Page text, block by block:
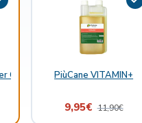
Care Joint Boost 300 ml
PiùCane VITAMIN+
9,95€ 11,90€